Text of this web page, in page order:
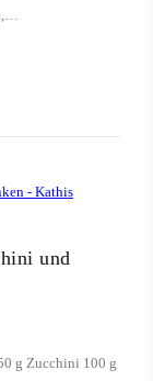
und
g Zucchini 100 g